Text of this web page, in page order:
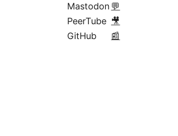
Mastodon 💬
PeerTube 🎥
GitHub
📰